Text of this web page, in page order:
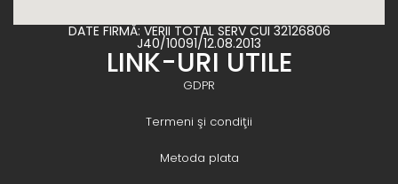
DATE FIRMĂ: VERII TOTAL SERV CUI 32126806
J40/10091/12.08.2013
LINK-URI UTILE
GDPR
Termeni şi condiţii
Metoda plata